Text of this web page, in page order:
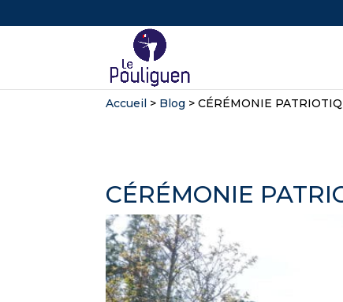
Accueil > Blog >CÉRÉMONIE
CÉRÉMONIE